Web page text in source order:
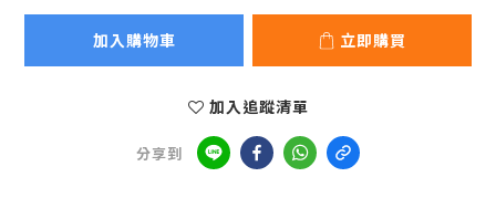
加入購物車 立即購買
加入追蹤清單
分享到